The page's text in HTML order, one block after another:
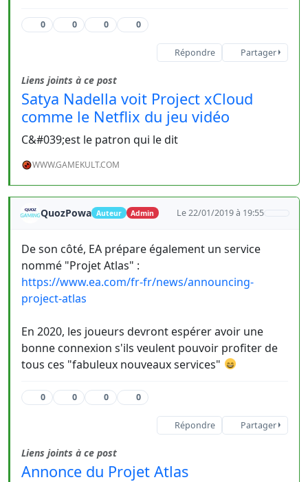
0 0 0 0
Répondre Partager
Liens joints à ce post
Satya Nadella voit Project xCloud
comme le Netflix du jeu vidéo
C&#039;est le patron qui le dit
WWW.GAMEKULT.COM
QuozPowa Auteur Admin Le 22/01/2019 à 19:55
De son côté, EA prépare également un service
nommé "Projet Atlas" :
https://www.ea.com/fr-fr/news/announcing-
project-atlas
En 2020, les joueurs devront espérer avoir une
bonne connexion s'ils veulent pouvoir profiter de
tous ces "fabuleux nouveaux services"
0 0 0 0
Répondre Partager
Liens joints à ce post
Annonce du Projet Atlas